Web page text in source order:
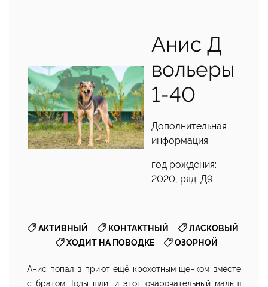
Анис Д
вольеры
1-40
Дополнительная
информация:
год рождения:
2020, ряд: Д9
АКТИВНЫЙ КОНТАКТНЫЙ ЛАСКОВЫЙ
ХОДИТ НА ПОВОДКЕ, ОЗОРНОЙ
Анис попал в приют ещё крохотным щенком вместе
с братом. Годы шли, и этот очаровательный малыш